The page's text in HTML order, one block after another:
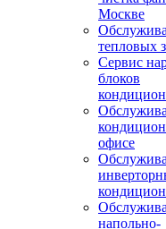
Москве
тепловых
Сервис
блоков
офисе
напольно-